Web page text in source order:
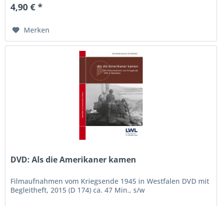
4,90 € *
Merken
DVD: Als die Amerikaner kamen
Filmaufnahmen vom Kriegsende 1945 in Westfalen DVD mit
Begleitheft, 2015 (D 174) ca. 47 Min., s/w